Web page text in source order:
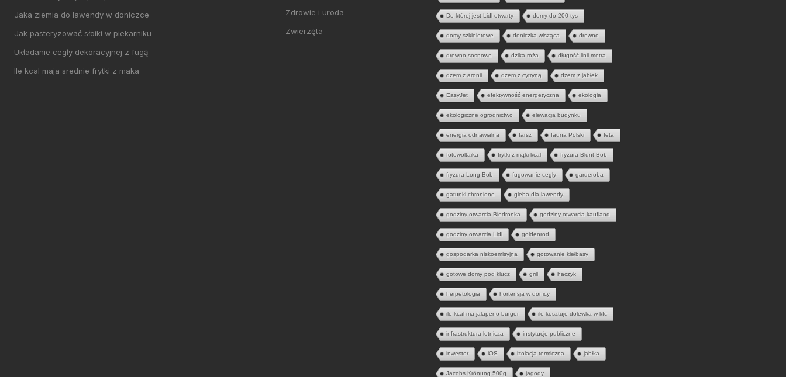
Jaka ziemia do lawendy w doniczce
Jak pasteryzować słoiki w piekarniku
Układanie cegły dekoracyjnej z fugą
Ile kcal maja srednie frytki z maka
Zdrowie i uroda
Zwierzęta
Do której jest Lidl otwarty domy do 200 tys
domy szkieletowe doniczka wisząca drewno
drewno sosnowe dzika róża długość linii metra
dżem z aronii dżem z cytryną dżem z jabłek
EasyJet efektywność energetyczna ekologia
ekologiczne ogrodnictwo elewacja budynku
energia odnawialna farsz fauna Polski feta
fotowoltaika frytki z mąki kcal fryzura Blunt Bob
fryzura Long Bob fugowanie cegły garderoba
gatunki chronione gleba dla lawendy
godziny otwarcia Biedronka godziny otwarcia kaufland
godziny otwarcia Lidl goldenrod
gospodarka niskoemisyjna gotowanie kiełbasy
gotowe domy pod klucz grill haczyk
herpetologia hortensja w donicy
ile kcal ma jalapeno burger ile kosztuje dolewka w kfc
infrastruktura lotnicza instytucje publiczne
inwestor iOS izolacja termiczna jabłka
Jacobs Krönung 500g jagody